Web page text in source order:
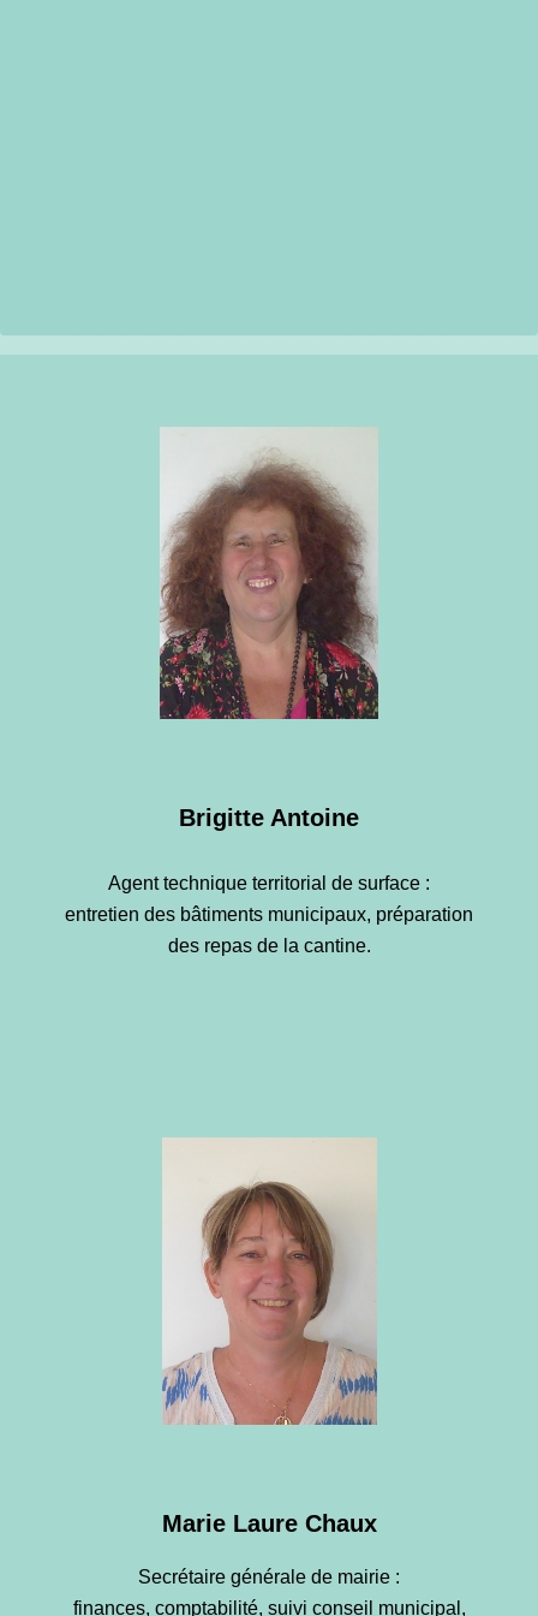
Brigitte Antoine
Agent technique territorial de surface :
entretien des bâtiments municipaux, préparation
des repas de la cantine.
Marie Laure Chaux
Secrétaire générale de mairie :
finances, comptabilité, suivi conseil municipal,